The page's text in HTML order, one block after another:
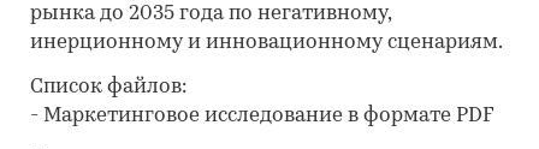
рынка до 2035 года по негативному,
инерционному и инновационному сценариям.
Список файлов:
- Маркетинговое исследование в формате PDF